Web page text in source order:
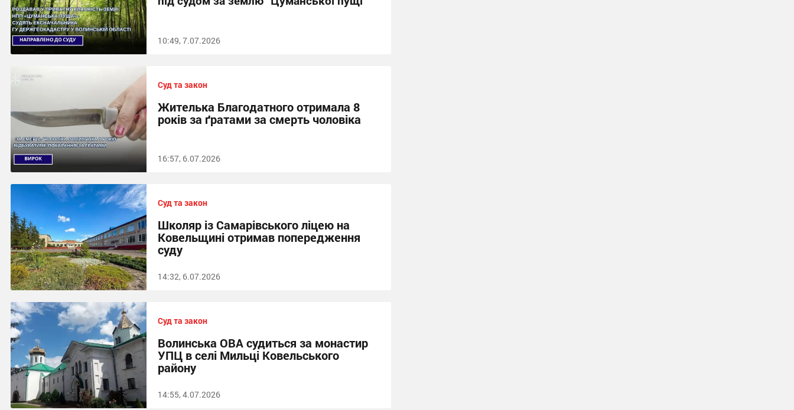
10:49, 7.07.2026
Суд та закон
Жителька Благодатного отримала 8
років за ґратами за смерть чоловіка
16:57, 6.07.2026
Суд та закон
Школяр із Самарівського ліцею на
Ковельщині отримав попередження
суду
14:32, 6.07.2026
Суд та закон
Волинська ОВА судиться за монастир
УПЦ в селі Мильці Ковельського
району
14:55, 4.07.2026